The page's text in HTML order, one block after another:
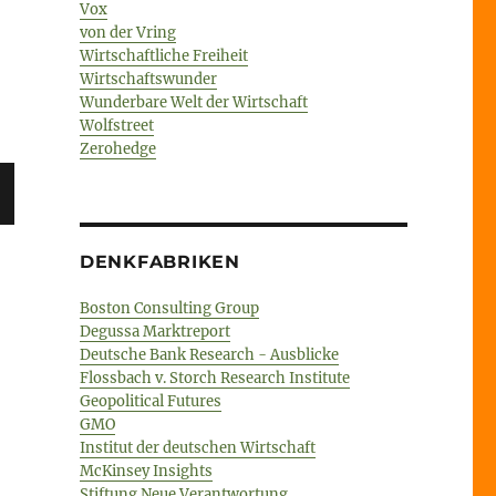
Vox
von der Vring
Wirtschaftliche Freiheit
Wirtschaftswunder
Wunderbare Welt der Wirtschaft
Wolfstreet
Zerohedge
DENKFABRIKEN
Boston Consulting Group
Degussa Marktreport
Deutsche Bank Research - Ausblicke
Flossbach v. Storch Research Institute
Geopolitical Futures
GMO
Institut der deutschen Wirtschaft
McKinsey Insights